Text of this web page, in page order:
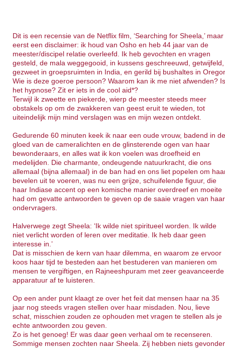
Dit is een recensie van de Netflix film, ‘Searching for Sheela,’ maar
eerst een disclaimer: ik houd van Osho en heb 44 jaar van de
meester/discipel relatie overleefd. Ik heb gevochten en vragen
gesteld, de mala weggegooid, in kussens geschreeuwd, getwijfeld,
gezweet in groepsruimten in India, en gerild bij bushaltes in
Wie is deze goeroe persoon? Waarom kan ik me niet afwenden?
het hypnose? Zit er iets in de cool aid*?
Terwijl ik zweette en piekerde, wierp de meester steeds meer
obstakels op om de zwakkeren van geest eruit te wieden, tot
uiteindelijk mijn mind verslagen was en mijn wezen ontdekt.
Gedurende 60 minuten keek ik naar een oude vrouw, badend in
gloed van de cameralichten en de glinsterende ogen van haar
bewonderaars, en alles wat ik kon voelen was droefheid en
medelijden. Die charmante, ondeugende natuurkracht, die ons
allemaal (bijna allemaal) in de ban had en ons liet popelen om
bevelen uit te voeren, was nu een grijze, schuifelende figuur, die
haar Indiase accent op een komische manier overdreef en moeite
had om gevatte antwoorden te geven op de saaie vragen van haar
ondervragers.
Halverwege zegt Sheela: ‘Ik wilde niet spiritueel worden. Ik wilde
niet verlicht worden of leren over meditatie. Ik heb daar geen
interesse in.’
Dat is misschien de kern van haar dilemma, en waarom ze ervoor
koos haar tijd te besteden aan het bestuderen van manieren om
mensen te vergiftigen, en Rajneeshpuram met zeer geavanceerde
apparatuur af te luisteren.
Op een ander punt klaagt ze over het feit dat mensen haar na 35
jaar nog steeds vragen stellen over haar misdaden. Nou, lieve
schat, misschien zouden ze ophouden met vragen te stellen als je
echte antwoorden zou geven.
Zo is het genoeg! Er was daar geen verhaal om te recenseren.
Sommige mensen zochten naar Sheela. Zij hebben niets